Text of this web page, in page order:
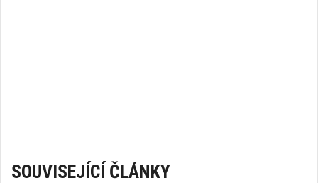
SOUVISEJÍCÍ ČLÁNKY